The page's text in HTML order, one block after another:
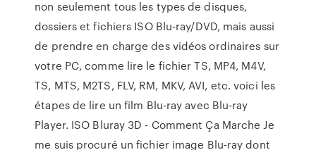
non seulement tous les types de disques,
dossiers et fichiers ISO Blu-ray/DVD, mais aussi
de prendre en charge des vidéos ordinaires sur
votre PC, comme lire le fichier TS, MP4, M4V,
TS, MTS, M2TS, FLV, RM, MKV, AVI, etc. voici les
étapes de lire un film Blu-ray avec Blu-ray
Player. ISO Bluray 3D - Comment Ça Marche Je
me suis procuré un fichier image Blu-ray dont